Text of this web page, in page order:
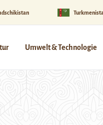
Umwelt & Technologie